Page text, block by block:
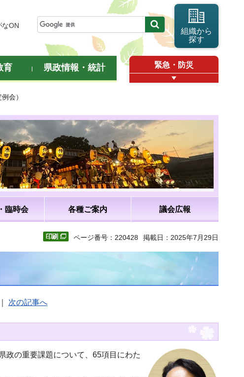
なON
組織から
探す
育 県政情報・統計 緊急・防災
会）
臨時会 各種ご案内 議会広報
ページ番号：220428 掲載日：2025年7月29日
次の記事へ
政の重要課題について、65項目にわた